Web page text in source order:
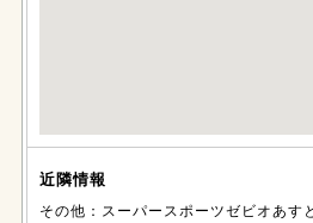
近隣情報
その他：スーパースポーツゼビオあす